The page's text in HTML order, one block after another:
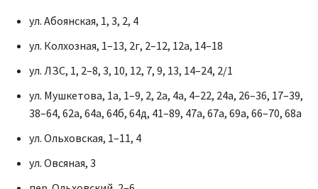
ул. Абоянская, 1, 3, 2, 4
ул. Колхозная, 1–13, 2г, 2–12, 12а, 14–18
ул. ЛЗС, 1, 2–8, 3, 10, 12, 7, 9, 13, 14–24, 2/1
ул. Мушкетова, 1а, 1–9, 2, 2а, 4а, 4–22, 24а, 26–36, 17–39,
38–64, 62а, 64а, 64б, 64д, 41–89, 47а, 67а, 69а, 66–70, 68а
ул. Ольховская, 1–11, 4
ул. Овсяная, 3